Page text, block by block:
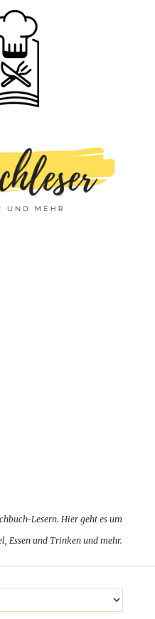
Lesern. Hier geht es um
Essen und Trinken und mehr.